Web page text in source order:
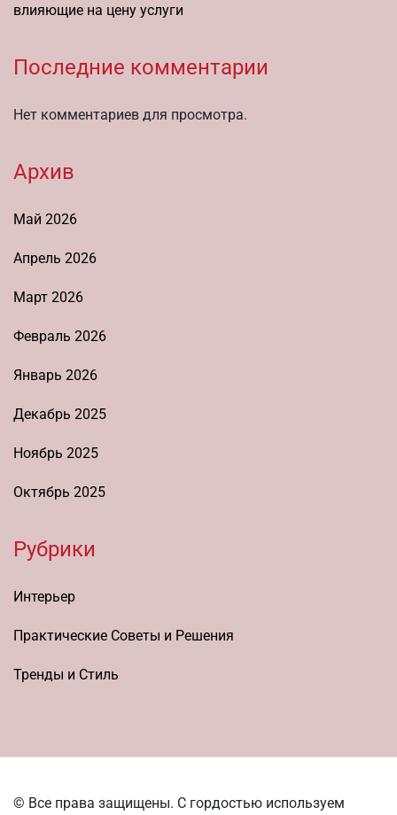
влияющие на цену услуги
Последние комментарии
Нет комментариев для просмотра.
Архив
Май 2026
Апрель 2026
Март 2026
Февраль 2026
Январь 2026
Декабрь 2025
Ноябрь 2025
Октябрь 2025
Рубрики
Интерьер
Практические Советы и Решения
Тренды и Стиль
© Все права защищены. С гордостью используем